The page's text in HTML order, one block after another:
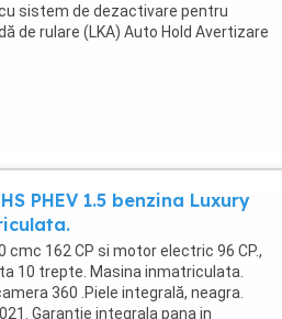
sistem de dezactivare pentru
de rulare (LKA) Auto Hold Avertizare
PHEV 1.5 benzina Luxury
cmc 162 CP si motor electric 96 CP.,
10 trepte. Masina inmatriculata.
360 .Piele integrală, neagra.
Garantie integrala pana in